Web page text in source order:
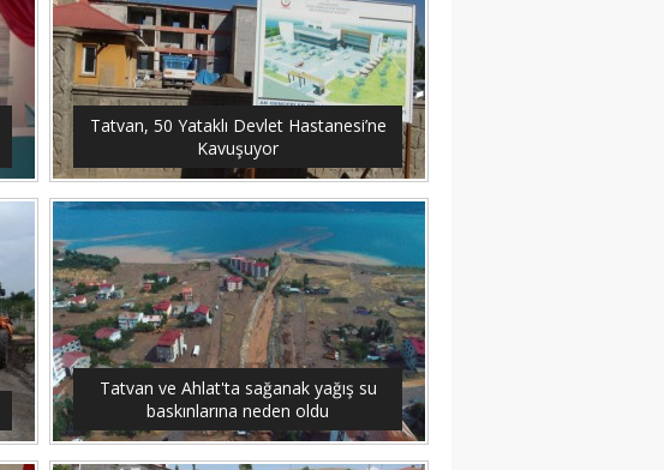
Tatvan, 50 Yataklı Devlet Hastanesi’ne
Kavuşuyor
Tatvan ve Ahlat'ta sağanak yağış su
baskınlarına neden oldu